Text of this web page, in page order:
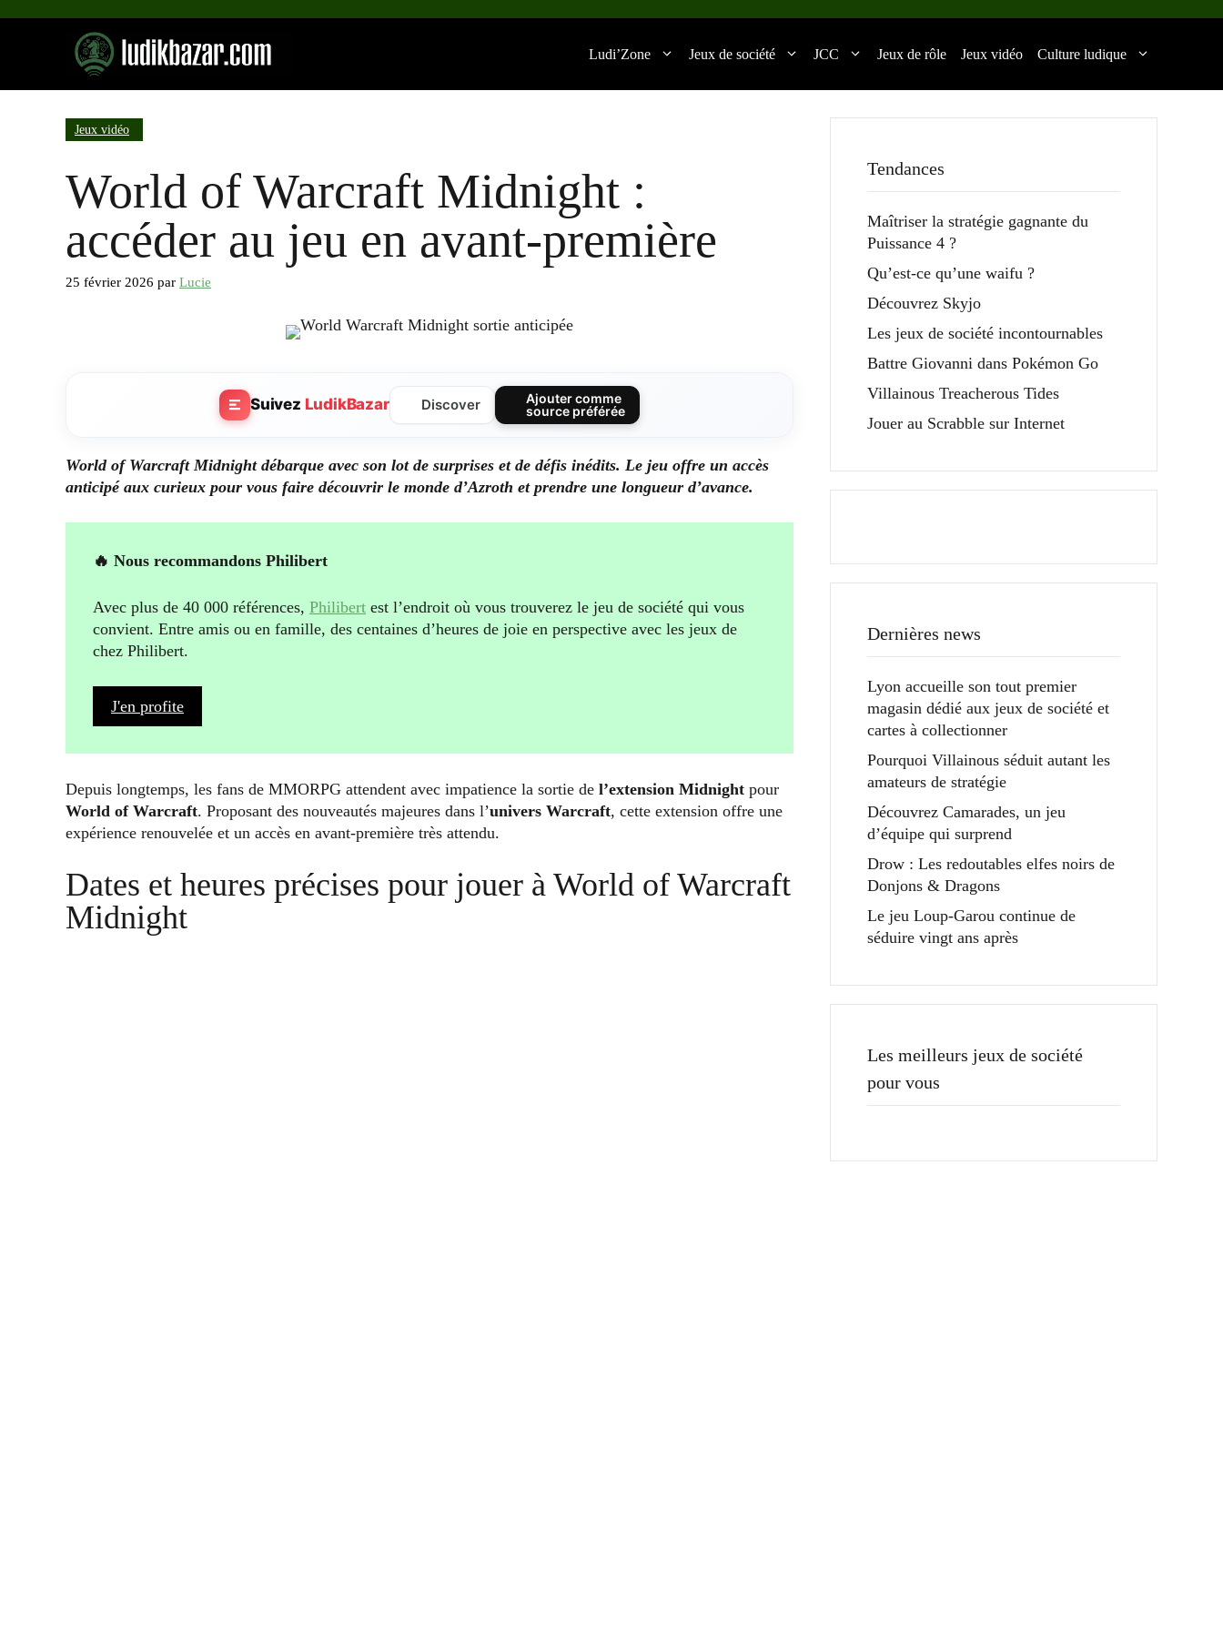
Ludi’Zone Jeux de société JCC Jeux de rôle Jeux vidéo Culture ludique
Jeux vidéo
World of Warcraft Midnight :
accéder au jeu en avant-première
25 février 2026 par Lucie
Suivez LudikBazar Discover
Ajouter comme
source préférée
World of Warcraft Midnight débarque avec son lot de surprises et de défis inédits. Le jeu offre un accès
anticipé aux curieux pour vous faire découvrir le monde d’Azroth et prendre une longueur d’avance.
🔥 Nous recommandons Philibert
Avec plus de 40 000 références, Philibert est l’endroit où vous trouverez le jeu de société qui vous
convient. Entre amis ou en famille, des centaines d’heures de joie en perspective avec les jeux de
chez Philibert.
J'en profite
Depuis longtemps, les fans de MMORPG attendent avec impatience la sortie de l’extension Midnight pour
World of Warcraft. Proposant des nouveautés majeures dans l’univers Warcraft, cette extension offre une
expérience renouvelée et un accès en avant-première très attendu.
Dates et heures précises pour jouer à World of Warcraft
Midnight
Tendances
Maîtriser la stratégie gagnante du
Puissance 4 ?
Qu’est-ce qu’une waifu ?
Découvrez Skyjo
Les jeux de société incontournables
Battre Giovanni dans Pokémon Go
Villainous Treacherous Tides
Jouer au Scrabble sur Internet
Dernières news
Lyon accueille son tout premier
magasin dédié aux jeux de société et
cartes à collectionner
Pourquoi Villainous séduit autant les
amateurs de stratégie
Découvrez Camarades, un jeu
d’équipe qui surprend
Drow : Les redoutables elfes noirs de
Donjons & Dragons
Le jeu Loup-Garou continue de
séduire vingt ans après
Les meilleurs jeux de société
pour vous